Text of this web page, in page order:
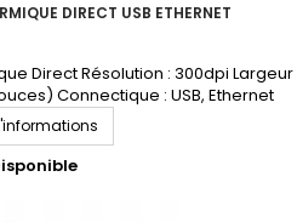
DIRECT USB ETHERNET
Direct Résolution : 300dpi Largeur
Connectique : USB, Ethernet
devis personnalisé